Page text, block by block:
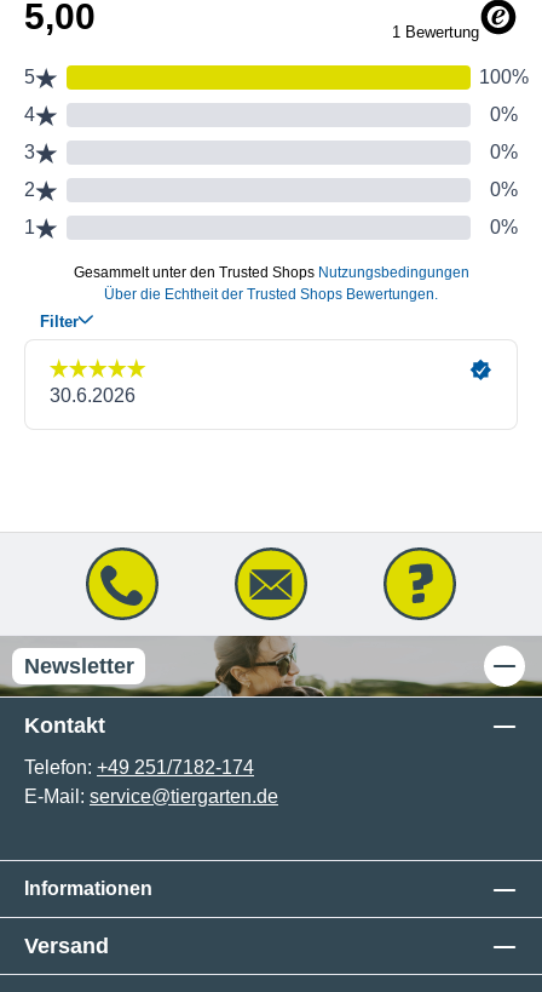
Newsletter
Kontakt
Telefon: +49 251/7182-174
E-Mail: service@tiergarten.de
Informationen
Versand